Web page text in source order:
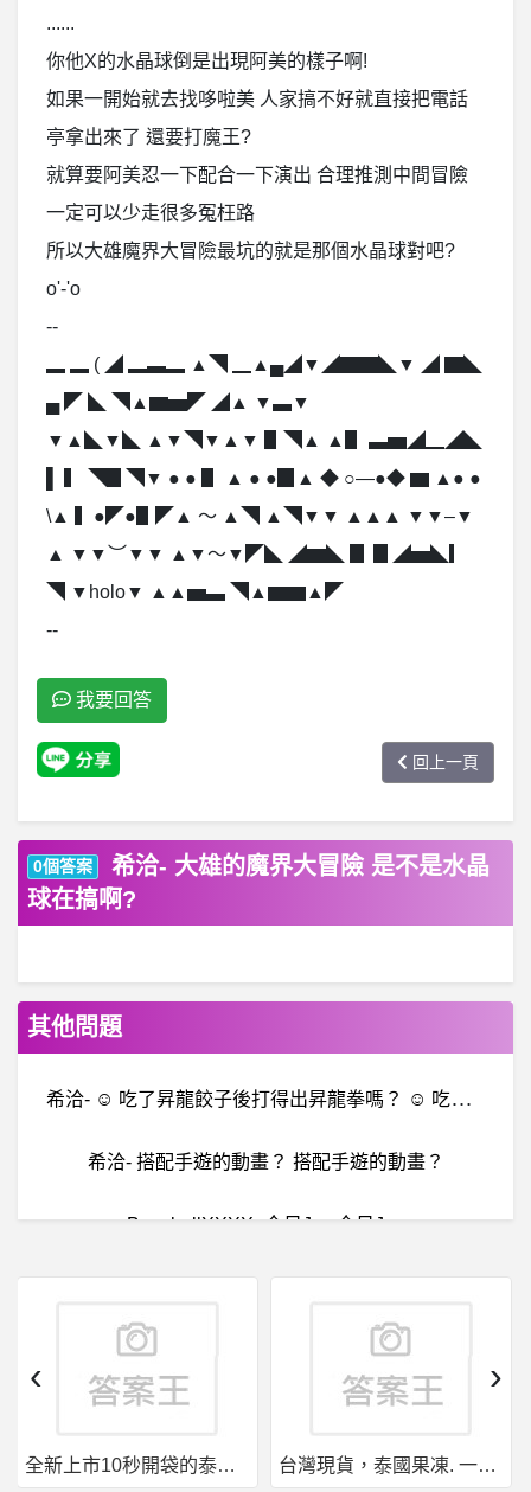
......
你他X的水晶球倒是出現阿美的樣子啊!
如果一開始就去找哆啦美 人家搞不好就直接把電話
亭拿出來了 還要打魔王?
就算要阿美忍一下配合一下演出 合理推測中間冒險
一定可以少走很多冤枉路
所以大雄魔界大冒險最坑的就是那個水晶球對吧?
o'-'o
--
▂ ▂ ( ◢ ▂▃▂ ▲◥ ▁▲▄◢▼◢▇▇◣▼ ◢ ▇◣
▄ ◤ ◣ ◥▲▆▅◤ ◢▲ ▼▃▼
▼▲◣▼◣ ▲▼◥▼▲▼ ▋◥▲ ▲▋ ▃▅◢▁◢◣
▌ ▍ ◥▊◥▼ ● ● ▋ ▲ ● ●▉▲ ◆ ○—●◆ ▆ ▲● ●
\▲ ▍●◤●▋◤▲ ～ ▲◥ ▲◥▼▼ ▲▲▲ ▼▼–▼
▲ ▼▼︶▼▼ ▲▼～▼◤◣ ◢▆◣ ▊ ▊◢▅◣▎
◥ ▼holo▼ ▲▲▅▃ ◥▲▆▆▲◤
--
我要回答
回上一頁
0個答案
希洽- 大雄的魔界大冒險 是不是水晶
球在搞啊?
其他問題
希
洽- ☺ 吃了昇龍餃子後打得出昇龍拳嗎？ ☺ 吃了昇龍餃子後打得出昇龍拳嗎？
希洽- 搭配手遊的動畫？ 搭配手遊的動畫？
BaseballXXXX- 今日Joy 今日Joy
通
報：容軒投資是詐騙嗎丨被容軒投資詐騙了怎麼辦丨容軒投資詐騙丨錢鑫磊老師詐騙丨假投資真詐騙
電
影- 咒是否有抄襲日高由香”對不起”之嫌 咒是否有抄襲日高由香”對不起”之嫌
全新上市10秒開袋的泰國果凍威而鋼強勢來襲 台灣現貨，泰國果凍. 一盒7包7種口味
‹ ›